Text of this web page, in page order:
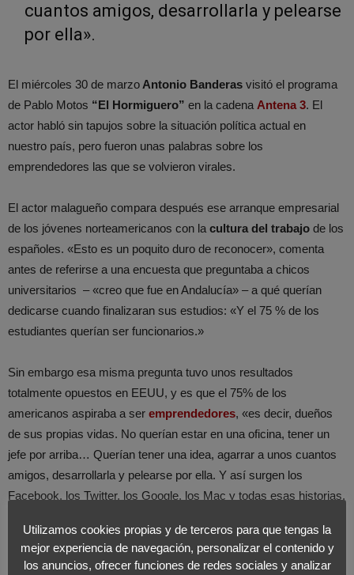
cuantos amigos, desarrollarla y pelearse
por ella».
El miércoles 30 de marzoAntonio Banderas visitó el programa
de Pablo Motos “El Hormiguero” en la cadenaAntena 3. El
actor habló sin tapujos sobre la situación política actual en
nuestro país, pero fueron unas palabras sobre los
emprendedores las que se volvieron virales.
El actor malagueño compara después ese arranque empresarial
de los jóvenes norteamericanos con lacultura del trabajo de los
españoles. «Esto es un poquito duro de reconocer», comenta
antes de referirse a una encuesta que preguntaba a chicos
universitarios – «creo que fue en Andalucía» – a qué querían
dedicarse cuando finalizaran sus estudios: «Y el 75 % de los
estudiantes querían ser funcionarios.»
Sin embargo esa misma pregunta tuvo unos resultados
totalmente opuestos en EEUU, y es que el 75% de los
americanos aspiraba a ser emprendedores, «es decir, dueños
de sus propias vidas. No querían estar en una oficina, tener un
jefe por arriba… Querían tener una idea, agarrar a unos cuantos
amigos, desarrollarla y pelearse por ella. Y así surgen los
Facebook, los Twitter, los Google, los Mac y todas esas historias.
Utilizamos cookies propias y de terceros para que tengas la
mejor experiencia de navegación, personalizar el contenido y
los anuncios, ofrecer funciones de redes sociales y analizar